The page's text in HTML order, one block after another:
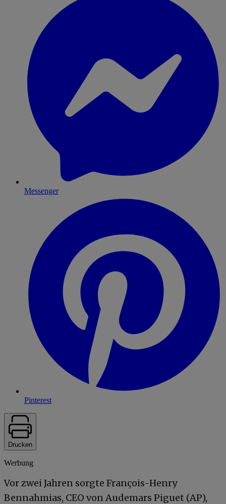
Messenger
Pinterest
Drucken
Werbung
Vor zwei Jahren sorgte François-Henry
Bennahmias, CEO von Audemars Piguet (AP),